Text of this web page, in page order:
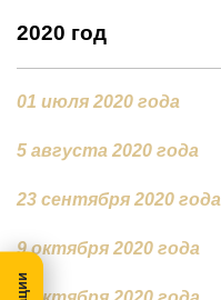
2020 год
01 июля 2020 года
5 августа 2020 года
23 сентября 2020 года
9 октября 2020 года